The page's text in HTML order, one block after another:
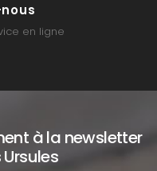
en ligne
à la newsletter